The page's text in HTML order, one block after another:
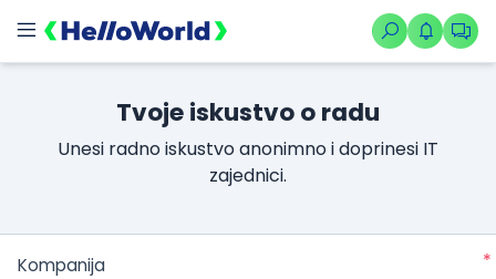
Tvoje iskustvo o radu
Unesi radno iskustvo anonimno i doprinesi IT
zajednici.
Kompanija
*
/kompanije/iskustvo/